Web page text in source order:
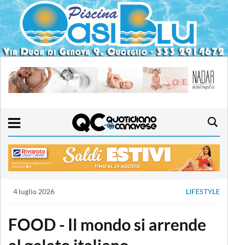
4 luglio 2026 LIFESTYLE
FOOD - Il mondo si arrende